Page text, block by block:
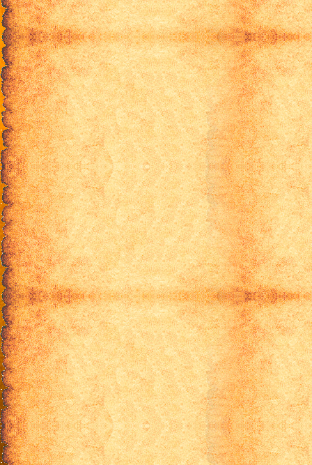
Кланнад [ТВ-2] - 11
Кланнад [ТВ-2] - 12
Кланнад [ТВ-2] - 13
Кланнад [ТВ-2] - 14
Кланнад [ТВ-2] - 15
Кланнад [ТВ-2] - 16
Кланнад [ТВ-2] - 17
Кланнад [ТВ-2] - 18
Кланнад [ТВ-2] - 19
Кланнад [ТВ-2] - 20
Кланнад [ТВ-2] - 21
Кланнад [ТВ-2] - 22